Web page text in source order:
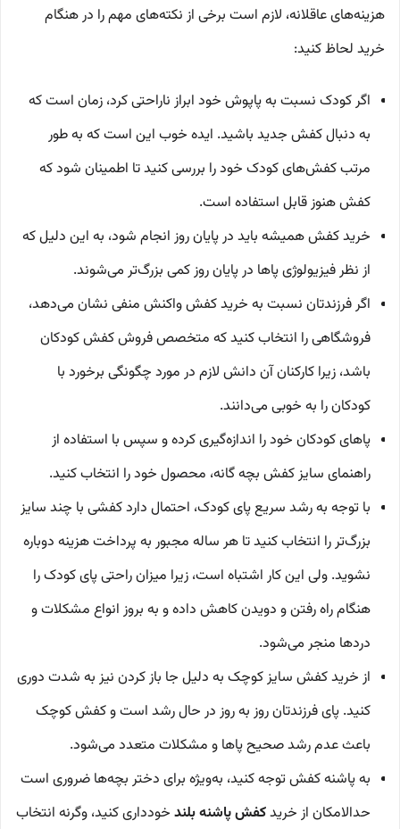
هزینه‌های عاقلانه، لازم است برخی از نکته‌های مهم را در هنگام
خرید لحاظ کنید:
اگر کودک نسبت به پاپوش خود ابراز ناراحتی کرد، زمان است که
به دنبال کفش جدید باشید. ایده خوب این است که به طور
مرتب کفش‌های کودک خود را بررسی کنید تا اطمینان شود که
کفش هنوز قابل استفاده است.
خرید کفش همیشه باید در پایان روز انجام شود، به این دلیل که
از نظر فیزیولوژی پاها در پایان روز کمی بزرگ‌تر می‌شوند.
اگر فرزندتان نسبت به خرید کفش واکنش منفی نشان می‌دهد،
فروشگاهی را انتخاب کنید که متخصص فروش کفش کودکان
باشد، زیرا کارکنان آن دانش لازم در مورد چگونگی برخورد با
کودکان را به خوبی می‌دانند.
پاهای کودکان خود را اندازه‌گیری کرده و سپس با استفاده از
راهنمای سایز کفش بچه گانه، محصول خود را انتخاب کنید.
با توجه به رشد سریع پای کودک، احتمال دارد کفشی با چند سایز
بزرگ‌تر را انتخاب کنید تا هر ساله مجبور به پرداخت هزینه دوباره
نشوید. ولی این کار اشتباه است، زیرا میزان راحتی پای کودک را
هنگام راه رفتن و دویدن کاهش داده و به بروز انواع مشکلات و
دردها منجر می‌شود.
از خرید کفش سایز کوچک به دلیل جا باز کردن نیز به شدت دوری
کنید. پای فرزندتان روز به روز در حال رشد است و کفش کوچک
باعث عدم رشد صحیح پاها و مشکلات متعدد می‌شود.
به پاشنه کفش توجه کنید، به‌ویژه برای دختر بچه‌ها ضروری است
حدالامکان از خریدکفش پاشنه بلند خودداری کنید، وگرنه انتخاب